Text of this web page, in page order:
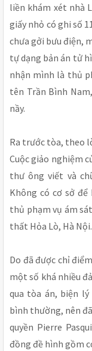
liền khám xét nhà
giấy nhỏ có ghi số
chưa gởi bưu điện,
tự dạng bản án tử
nhận mình là thủ
tên Trần Bình
nầy.
Ra trước tòa, theo
Cuộc giảo nghiệm
thư ông viết và
Không có cơ sở
thủ phạm vụ ám
thất Hỏa Lò, Hà
Do đã được chỉ
một số khá nhiều
qua tòa án, biện
bình thường, nên
quyền Pierre
đồng đề hình gồm